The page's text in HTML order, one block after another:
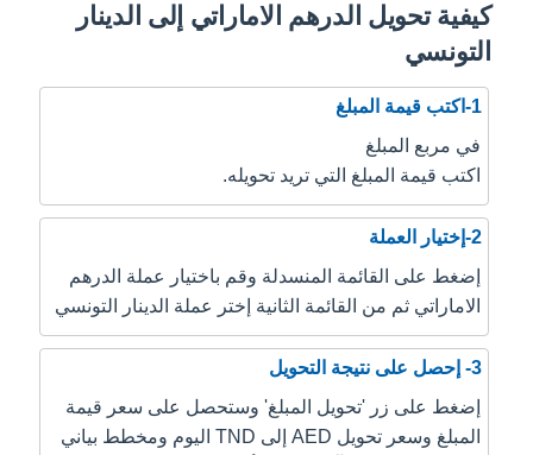
كيفية تحويل الدرهم الاماراتي إلى الدينار
التونسي
1-اكتب قيمة المبلغ
في مربع المبلغ
اكتب قيمة المبلغ التي تريد تحويله.
2-إختيار العملة
إضغط على القائمة المنسدلة وقم باختيار عملة الدرهم
الاماراتي ثم من القائمة الثانية إختر عملة الدينار التونسي
3- إحصل على نتيجة التحويل
إضغط على زر 'تحويل المبلغ' وستحصل على سعر قيمة
المبلغ وسعر تحويل AED إلى TND اليوم ومخطط بياني